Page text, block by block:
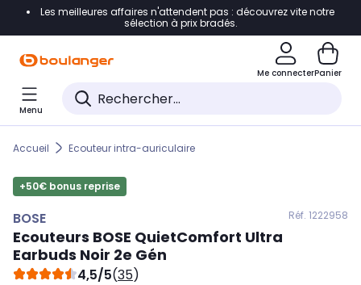
Accéder directement à la navigation
Accéder directement au pied de page
Accéder directement au chatbot
Les meilleures affaires n'attendent pas : découvrez vite notre
sélection à prix bradés.
Me connecterPanier
Menu
Accueil Ecouteur intra-auriculaire
+50€ bonus reprise
BOSE Réf. 1222958
Ecouteurs BOSE QuietComfort Ultra
Earbuds Noir 2e Gén
4,5/5(35)